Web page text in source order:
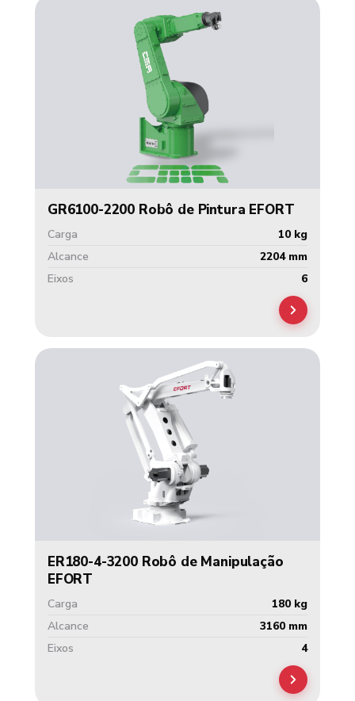
GR6100-2200 Robô de Pintura EFORT
Carga
10 kg
Alcance
2204 mm
Eixos
6
ER180-4-3200 Robô de Manipulação
EFORT
Carga
180 kg
Alcance
3160 mm
Eixos
4